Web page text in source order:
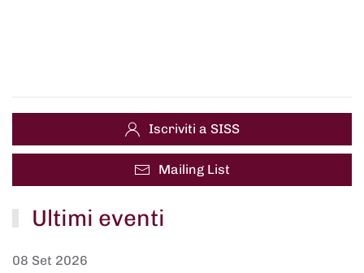
Iscriviti a SISS
Mailing List
Ultimi eventi
08 Set 2026